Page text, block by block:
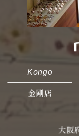
Kongo
金剛店
大阪